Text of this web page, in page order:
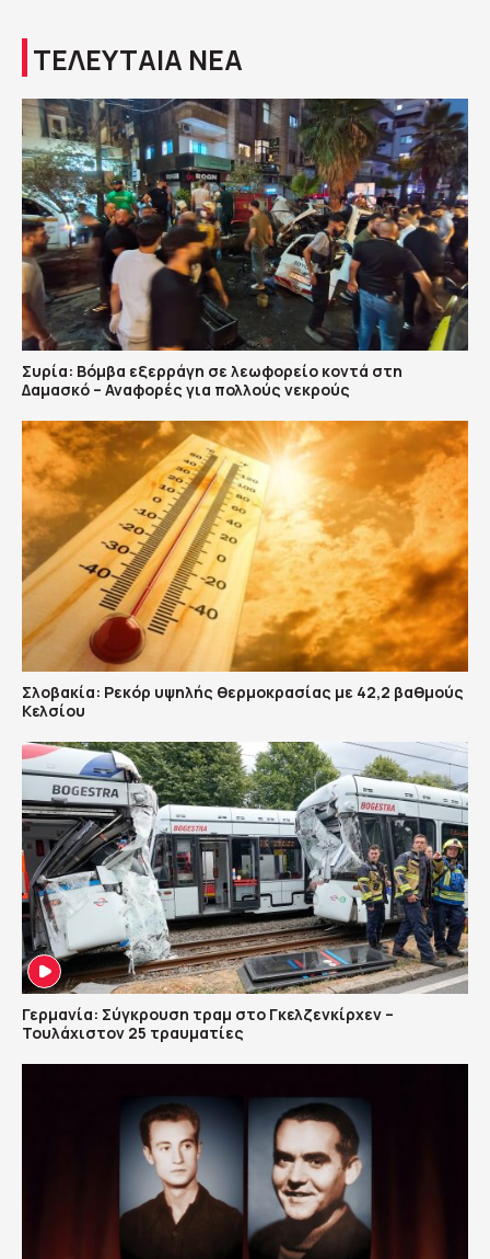
ΤΕΛΕΥΤΑΙΑ ΝΕΑ
Συρία: Βόμβα εξερράγη σε λεωφορείο κοντά στη
Δαμασκό – Αναφορές για πολλούς νεκρούς
Σλοβακία: Ρεκόρ υψηλής θερμοκρασίας με 42,2 βαθμούς
Κελσίου
Γερμανία: Σύγκρουση τραμ στο Γκελζενκίρχεν –
Τουλάχιστον 25 τραυματίες